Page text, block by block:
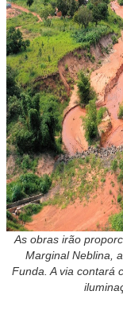
As obras irão
Marginal Neblina,
Funda. A via contará